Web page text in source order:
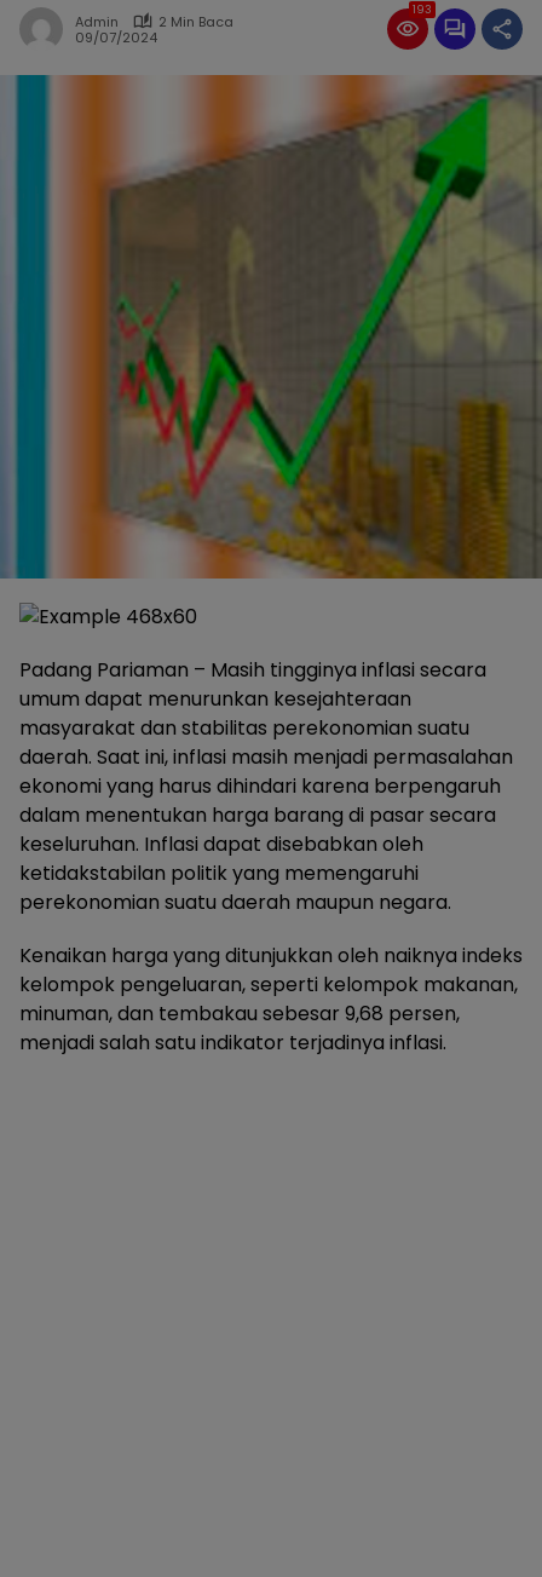
Admin
2 Min Baca
09/07/2024
193
Padang Pariaman – Masih tingginya inflasi secara
umum dapat menurunkan kesejahteraan
masyarakat dan stabilitas perekonomian suatu
daerah. Saat ini, inflasi masih menjadi permasalahan
ekonomi yang harus dihindari karena berpengaruh
dalam menentukan harga barang di pasar secara
keseluruhan. Inflasi dapat disebabkan oleh
ketidakstabilan politik yang memengaruhi
perekonomian suatu daerah maupun negara.
Kenaikan harga yang ditunjukkan oleh naiknya indeks
kelompok pengeluaran, seperti kelompok makanan,
minuman, dan tembakau sebesar 9,68 persen,
menjadi salah satu indikator terjadinya inflasi.